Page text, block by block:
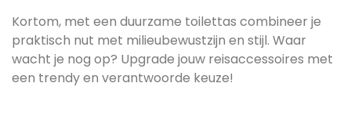
Kortom, met een duurzame toilettas combineer je
praktisch nut met milieubewustzijn en stijl. Waar
wacht je nog op? Upgrade jouw reisaccessoires met
een trendy en verantwoorde keuze!